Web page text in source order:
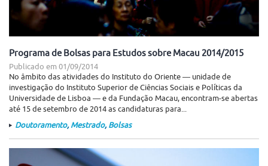
Programa de Bolsas para Estudos sobre Macau 2014/2015
Publicado em 01/09/2014
No âmbito das atividades do Instituto do Oriente ― unidade de
investigação do Instituto Superior de Ciências Sociais e Políticas da
Universidade de Lisboa ― e da Fundação Macau, encontram-se abertas
até 15 de setembro de 2014 as candidaturas para...
Doutoramento, Mestrado, Bolsas